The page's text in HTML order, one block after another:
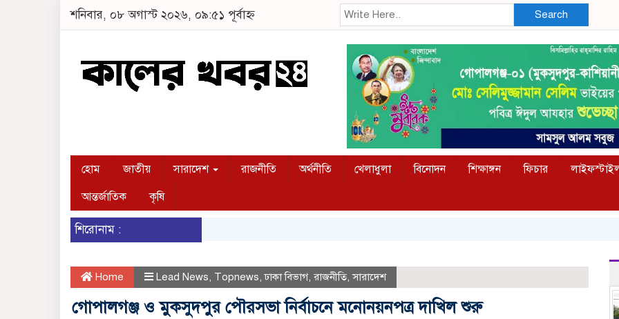
শনিবার, ০৮ অগাস্ট ২০২৬, ০৯:৫১ পূর্বাহ্ন Search
হোম জাতীয় সারাদেশ রাজনীতি অর্থনীতি খেলাধুলা বিনোদন শিক্ষাঙ্গন ফিচার
আন্তর্জাতিক
কৃষি
শিরোনাম :
Home Lead News, Topnews,ঢাকা বিভাগ, রাজনীতি,সারাদেশ
গোপালগঞ্জ ও মুকসুদপুর পৌরসভা নির্বাচনে মনোনয়নপত্র দাখিল শুরু